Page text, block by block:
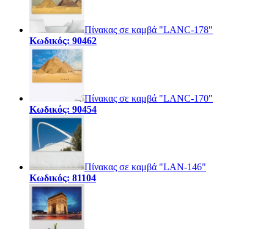
Πίνακας σε καμβά "LANC-178"
Κωδικός: 90462
Πίνακας σε καμβά "LANC-170"
Κωδικός: 90454
Πίνακας σε καμβά "LAN-146"
Κωδικός: 81104